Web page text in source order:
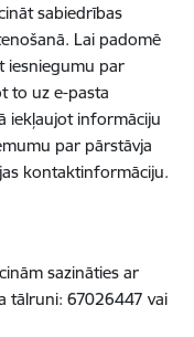
sabiedrības
Lai padomē
iesniegumu par
to uz e-pasta
iekļaujot informāciju
par pārstāvja
kontaktinformāciju.
sazināties ar
tālruni: 67026447 vai